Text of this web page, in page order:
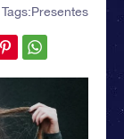
Presentes